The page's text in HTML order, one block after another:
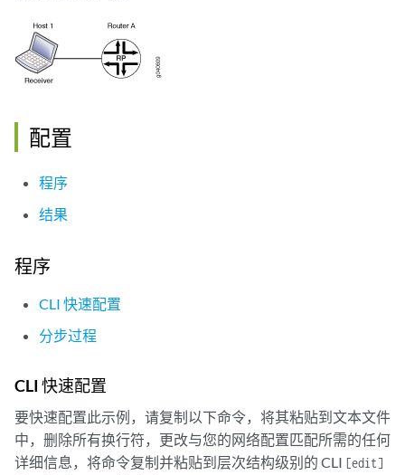
配置
程序
结果
程序
CLI 快速配置
分步过程
CLI 快速配置
要快速配置此示例，请复制以下命令，将其粘贴到文本文件
中，删除所有换行符，更改与您的网络配置匹配所需的任何
详细信息，将命令复制并粘贴到层次结构级别的 CLI [edit]